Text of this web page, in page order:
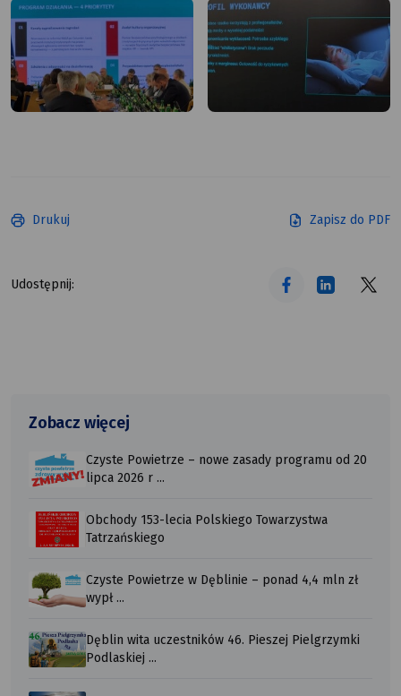
Drukuj Zapisz do PDF
Udostępnij:
Zobacz więcej
Czyste Powietrze – nowe zasady programu od 20
lipca 2026 r ...
Obchody 153-lecia Polskiego Towarzystwa
Tatrzańskiego
Czyste Powietrze w Dęblinie – ponad 4,4 mln zł
wypł ...
Dęblin wita uczestników 46. Pieszej Pielgrzymki
Podlaskiej ...